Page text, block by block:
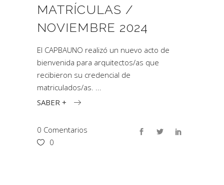
MATRÍCULAS /
NOVIEMBRE 2024
El CAPBAUNO realizó un nuevo acto de
bienvenida para arquitectos/as que
recibieron su credencial de
matriculados/as.
SABER +
0 Comentarios
0